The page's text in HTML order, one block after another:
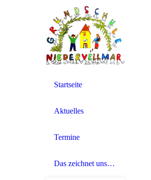
Startseite
Aktuelles
Termine
Das zeichnet uns aus!